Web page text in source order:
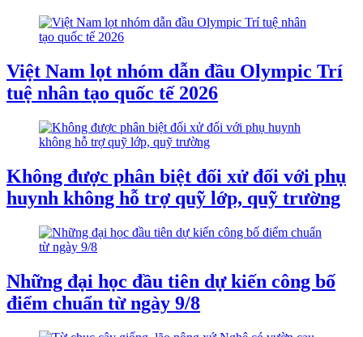
Việt Nam lọt nhóm dẫn đầu Olympic Trí
tuệ nhân tạo quốc tế 2026
Không được phân biệt đối xử đối với phụ
huynh không hỗ trợ quỹ lớp, quỹ trường
Những đại học đầu tiên dự kiến công bố
điểm chuẩn từ ngày 9/8